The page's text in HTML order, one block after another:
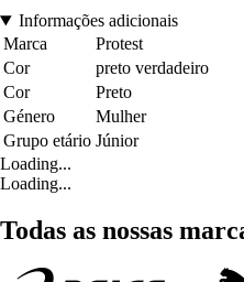
Informações adicionais
Marca
Protest
Cor
preto verdadeiro
Cor
Preto
Género
Mulher
Grupo etário Júnior
Loading...
Loading...
Todas as nossas